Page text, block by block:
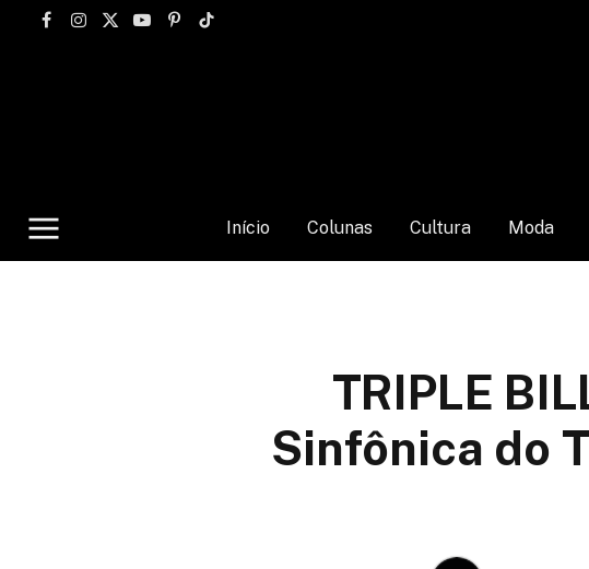
Facebook
Instagram
X
YouTubePinterest
TikTok
Início Colunas Cultura Moda
TRIPLE
Sinfônica do